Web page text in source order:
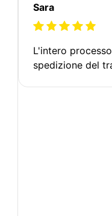
Sara
L'intero
spedizione del